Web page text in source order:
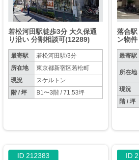
若松河田駅徒歩3分 大久保通
り沿い 分割相談可(12289)
最寄駅
若松河田駅/3分
所在地
東京都新宿区若松町
現況
スケルトン
階 / 坪
B1〜3階 / 71.53坪
落合駅
ン物件
最寄駅
所在地
現況
階 / 坪
ID 212383 ID